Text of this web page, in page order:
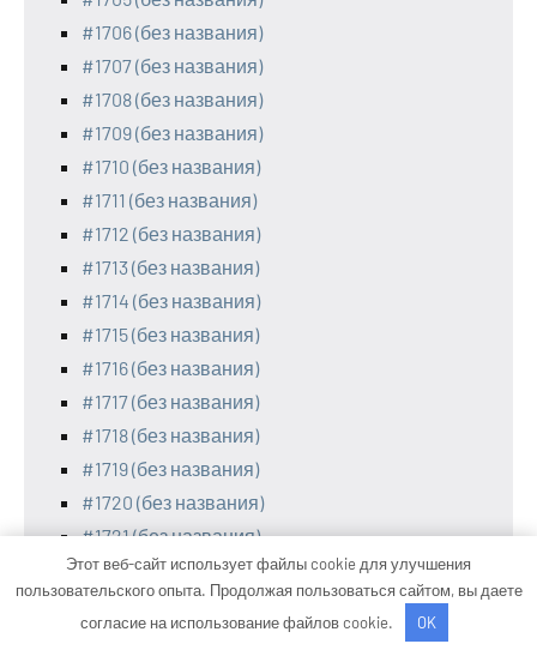
#1706 (без названия)
#1707 (без названия)
#1708 (без названия)
#1709 (без названия)
#1710 (без названия)
#1711 (без названия)
#1712 (без названия)
#1713 (без названия)
#1714 (без названия)
#1715 (без названия)
#1716 (без названия)
#1717 (без названия)
#1718 (без названия)
#1719 (без названия)
#1720 (без названия)
#1721 (без названия)
#1722 (без названия)
#1723 (без названия)
Этот веб-сайт использует файлы cookie для улучшения
пользовательского опыта. Продолжая пользоваться сайтом, вы даете
согласие на использование файлов cookie.
OK